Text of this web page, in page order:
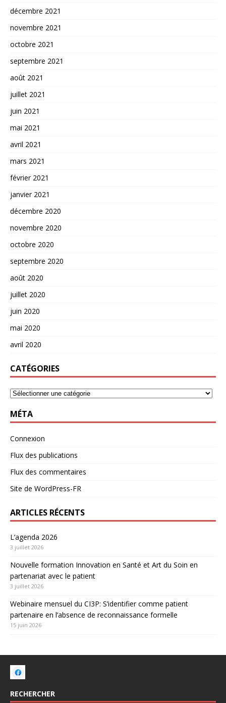
décembre 2021
novembre 2021
octobre 2021
septembre 2021
août 2021
juillet 2021
juin 2021
mai 2021
avril 2021
mars 2021
février 2021
janvier 2021
décembre 2020
novembre 2020
octobre 2020
septembre 2020
août 2020
juillet 2020
juin 2020
mai 2020
avril 2020
CATÉGORIES
MÉTA
Connexion
Flux des publications
Flux des commentaires
Site de WordPress-FR
ARTICLES RÉCENTS
L’agenda 2026
3 juillet 2026
Nouvelle formation Innovation en Santé et Art du Soin en
partenariat avec le patient
3 juillet 2026
Webinaire mensuel du CI3P: S’identifier comme patient
partenaire en l’absence de reconnaissance formelle
15 juin 2026
RECHERCHER